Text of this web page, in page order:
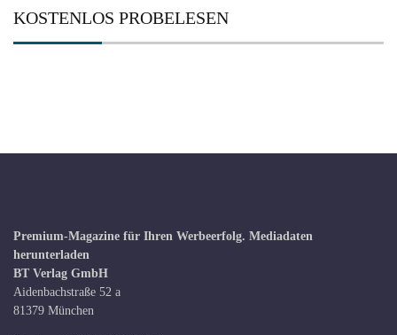
KOSTENLOS PROBELESEN
Premium-Magazine für Ihren Werbeerfolg. Mediadaten
herunterladen
BT Verlag GmbH
Aidenbachstraße 52 a
81379 München